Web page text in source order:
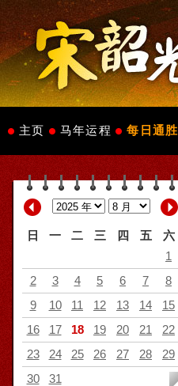
主页 马年运程 每日通胜
日 一 二 三 四 五
六
1
2
3 4 5 6 7
8
9
10 11 12 13 14
15
16
17 18 19 20 21
22
23
24 25 26 27 28
29
30
31